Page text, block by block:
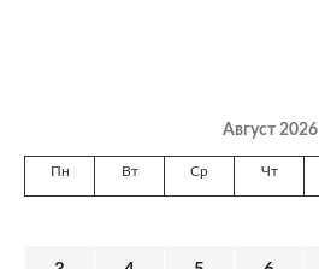
Август 2026
Пн Вт Ср Чт